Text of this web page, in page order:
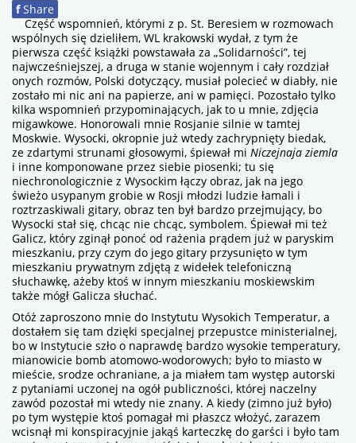
f Share
Część wspomnień, którymi z p. St. Beresiem w rozmowach
wspólnych się dzieliłem, WL krakowski wydał, z tym że
pierwsza część książki powstawała za „Solidarności”, tej
najwcześniejszej, a druga w stanie wojennym i cały rozdział
onych rozmów, Polski dotyczący, musiał polecieć w diabły, nie
zostało mi nic ani na papierze, ani w pamięci. Pozostało tylko
kilka wspomnień przypominających, jak to u mnie, zdjęcia
migawkowe. Honorowali mnie Rosjanie silnie w tamtej
Moskwie. Wysocki, okropnie już wtedy zachrypnięty biedak,
ze zdartymi strunami głosowymi, śpiewał mi Niczejnaja ziemla
i inne komponowane przez siebie piosenki; tu się
niechronologicznie z Wysockim łączy obraz, jak na jego
świeżo usypanym grobie w Rosji młodzi ludzie łamali i
roztrzaskiwali gitary, obraz ten był bardzo przejmujący, bo
Wysocki stał się, chcąc nie chcąc, symbolem. Śpiewał mi też
Galicz, który zginął ponoć od rażenia prądem już w paryskim
mieszkaniu, przy czym do jego gitary przysunięto w tym
mieszkaniu prywatnym zdjętą z widełek telefoniczną
słuchawkę, ażeby ktoś w innym mieszkaniu moskiewskim
także mógł Galicza słuchać.
Otóż zaproszono mnie do Instytutu Wysokich Temperatur, a
dostałem się tam dzięki specjalnej przepustce ministerialnej,
bo w Instytucie szło o naprawdę bardzo wysokie temperatury,
mianowicie bomb atomowo-wodorowych; było to miasto w
mieście, srodze ochraniane, a ja miałem tam występ autorski
z pytaniami uczonej na ogół publiczności, której naczelny
zawód pozostał mi wtedy nie znany. A kiedy (zimno już było)
po tym występie ktoś pomagał mi płaszcz włożyć, zarazem
wcisnął mi konspiracyjnie jakąś karteczkę do garści i było tam